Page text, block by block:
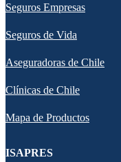
Seguros Empresas
Seguros de Vida
Aseguradoras de Chile
Clínicas de Chile
Mapa de Productos
ISAPRES